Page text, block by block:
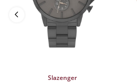
SEPETE EKLESlazenger